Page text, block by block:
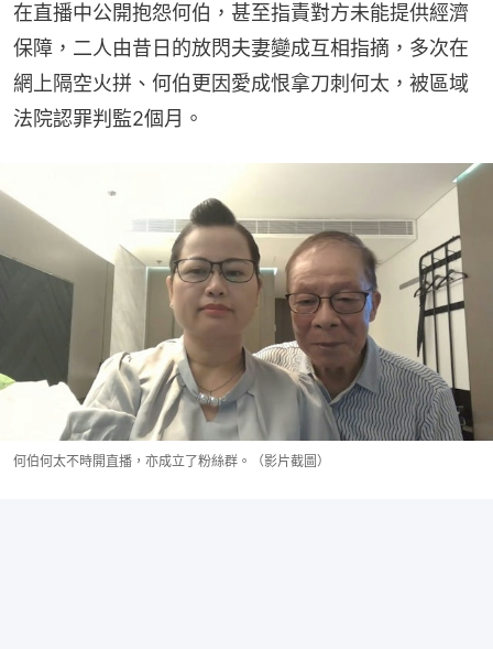
在直播中公開抱怨何伯，甚至指責對方未能提供經濟
保障，二人由昔日的放閃夫妻變成互相指摘，多次在
網上隔空火拼、何伯更因愛成恨拿刀刺何太，被區域
法院認罪判監2個月。
何伯何太不時開直播，亦成立了粉絲群。（影片截圖）